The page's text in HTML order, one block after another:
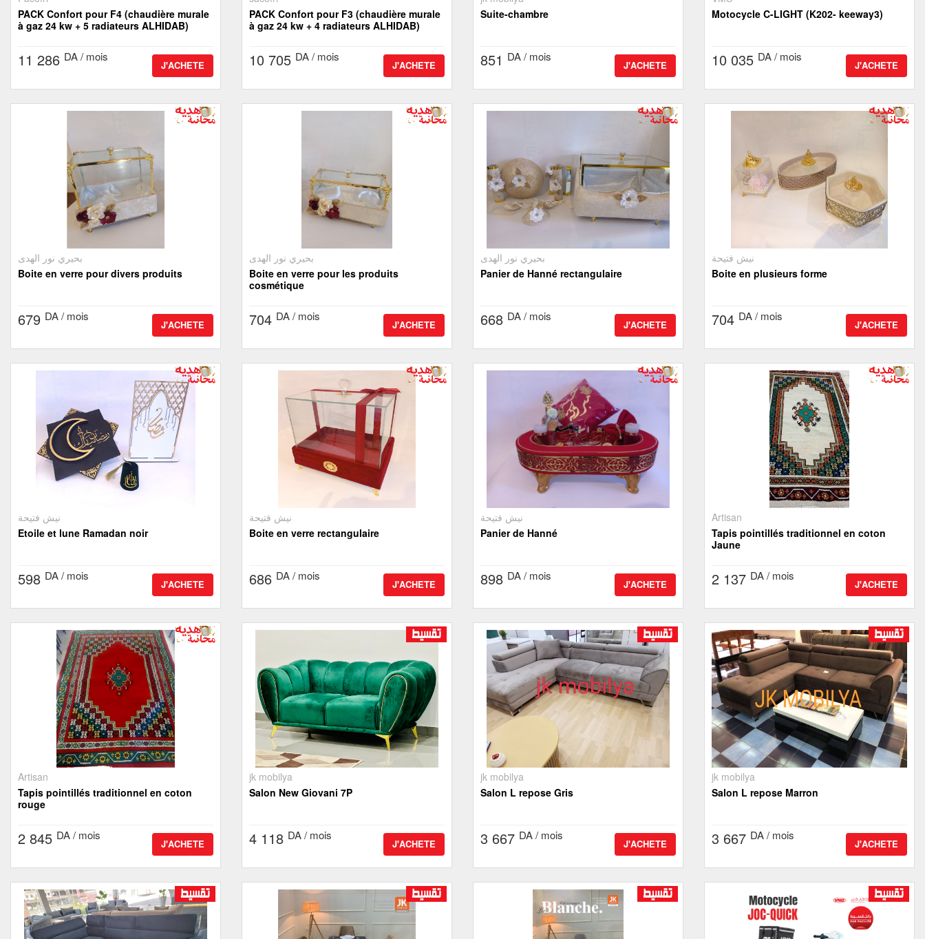
PACK Confort pour F4 (chaudière murale
à gaz 24 kw + 5 radiateurs ALHIDAB)
11 286 DA / mois
J'ACHETE
PACK Confort pour F3 (chaudière murale
à gaz 24 kw + 4 radiateurs ALHIDAB)
10 705 DA / mois
J'ACHETE
Suite-chambre
851 DA / mois
J'ACHETE
Motocycle C-LIGHT (K202- keeway3)
10 035 DA / mois
J'ACHETE
بحيري نور الهدى
Boite en verre pour divers produits
679 DA / mois
J'ACHETE
بحيري نور الهدى
Boite en verre pour les produits
cosmétique
704 DA / mois
J'ACHETE
بحيري نور الهدى
Panier de Hanné rectangulaire
668 DA / mois
J'ACHETE
نيش فتيحة
Boite en plusieurs forme
704 DA / mois
J'ACHETE
نيش فتيحة
Etoile et lune Ramadan noir
598 DA / mois
J'ACHETE
نيش فتيحة
Boite en verre rectangulaire
686 DA / mois
J'ACHETE
نيش فتيحة
Panier de Hanné
898 DA / mois
J'ACHETE
Artisan
Tapis pointillés traditionnel en coton
Jaune
2 137 DA / mois
J'ACHETE
Artisan
Tapis pointillés traditionnel en coton
rouge
2 845 DA / mois
J'ACHETE
jk mobilya
Salon New Giovani 7P
4 118 DA / mois
J'ACHETE
jk mobilya
Salon L repose Gris
3 667 DA / mois
J'ACHETE
jk mobilya
Salon L repose Marron
3 667 DA / mois
J'ACHETE